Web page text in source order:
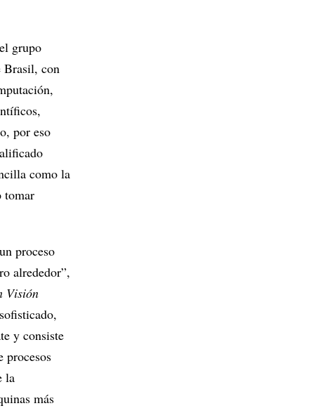
grupo
Brasil, con
por eso
como la
tomar
proceso
alrededor”,
Visión
y consiste
procesos
la
más